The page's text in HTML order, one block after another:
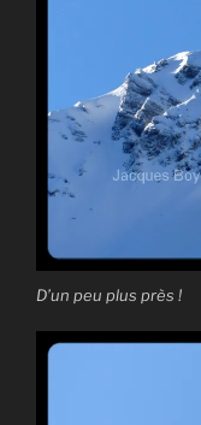
D’un peu plus près !